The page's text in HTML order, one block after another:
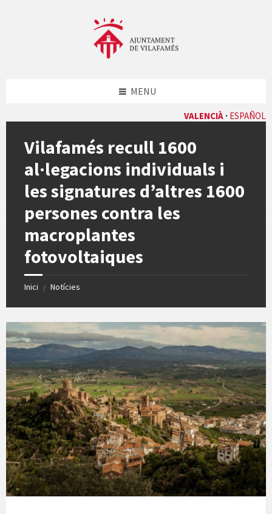
VALENCIÀ ESPAÑOL
MENU
Vilafamés recull 1600
al·legacions individuals i
les signatures d’altres 1600
persones contra les
macroplantes
fotovoltaiques
Inici / Notícies